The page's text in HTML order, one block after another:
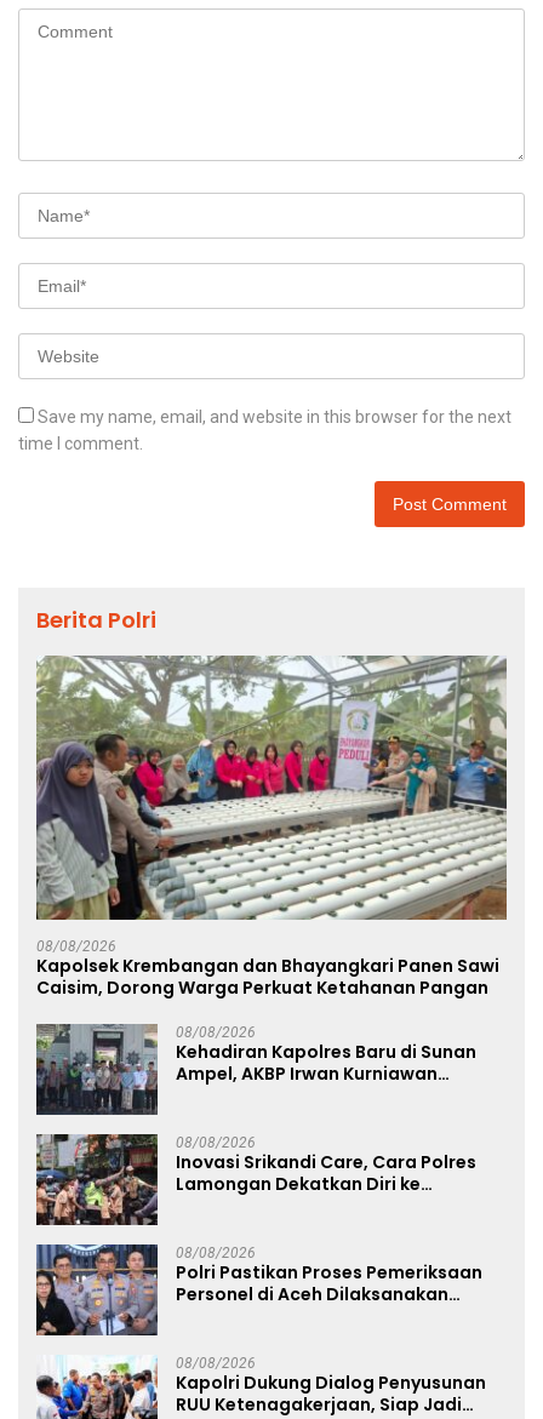
Save my name, email, and website in this browser for the next
time I comment.
Berita Polri
08/08/2026
Kapolsek Krembangan dan Bhayangkari Panen Sawi
Caisim, Dorong Warga Perkuat Ketahanan Pangan
08/08/2026
Kehadiran Kapolres Baru di Sunan
Ampel, AKBP Irwan Kurniawan
08/08/2026
Inovasi Srikandi Care, Cara Polres
Lamongan Dekatkan Diri ke
08/08/2026
Polri Pastikan Proses Pemeriksaan
Personel di Aceh Dilaksanakan
08/08/2026
Kapolri Dukung Dialog Penyusunan
RUU Ketenagakerjaan, Siap Jadi